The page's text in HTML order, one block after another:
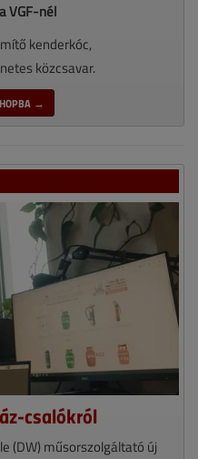
VGF-nél
kenderkóc,
közcsavar.
→
csalókról
(DW) műsorszolgáltató új